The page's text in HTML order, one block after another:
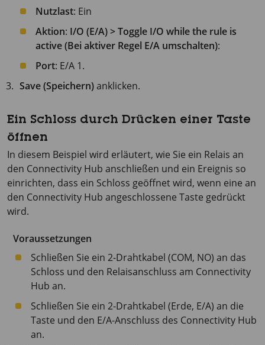
Nutzlast: Ein
Aktion: I/O (E/A) > Toggle I/O while the rule is
active (Bei aktiver Regel E/A umschalten):
Port: E/A 1.
Save (Speichern)anklicken.
Ein Schloss durch Drücken einer Taste
öffnen
In diesem Beispiel wird erläutert, wie Sie ein Relais an
den Connectivity Hub anschließen und ein Ereignis so
einrichten, dass ein Schloss geöffnet wird, wenn eine an
den Connectivity Hub angeschlossene Taste gedrückt
wird.
Voraussetzungen
Schließen Sie ein 2-Drahtkabel (COM, NO) an das
Schloss und den Relaisanschluss am Connectivity
Hub an.
Schließen Sie ein 2-Drahtkabel (Erde, E/A) an die
Taste und den E/A-Anschluss des Connectivity Hub
an.